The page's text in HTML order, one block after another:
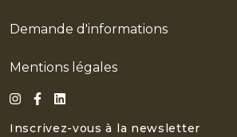
Demande d'informations
Mentions légales
Inscrivez-vous à la newsletter